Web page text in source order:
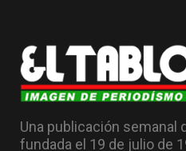
Una publicación semanal
fundada el 19 de julio de